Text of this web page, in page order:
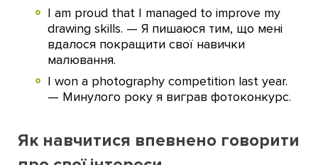
I am proud that I managed to improve my
drawing skills. — Я пишаюся тим, що мені
вдалося покращити свої навички
малювання.
I won a photography competition last year.
— Минулого року я виграв фотоконкурс.
Як навчитися впевнено говорити